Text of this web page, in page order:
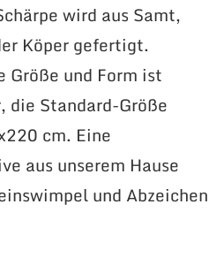
wird aus Samt,
Köper gefertigt.
Größe und Form ist
die Standard-Größe
cm. Eine
aus unserem Hause
und